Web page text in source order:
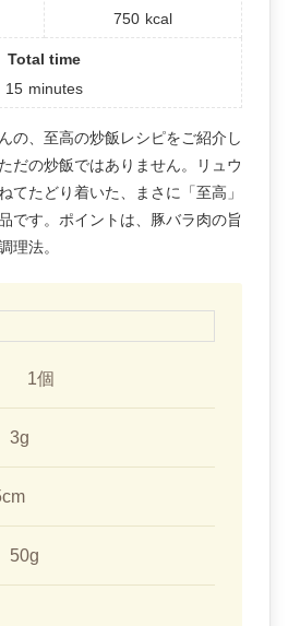
750 kcal
Total time
15 minutes
の、至高の炒飯レシピをご紹介し
だの炒飯ではありません。リュウ
てたどり着いた、まさに「至高」
です。ポイントは、豚バラ肉の旨
理法。
1個
3g